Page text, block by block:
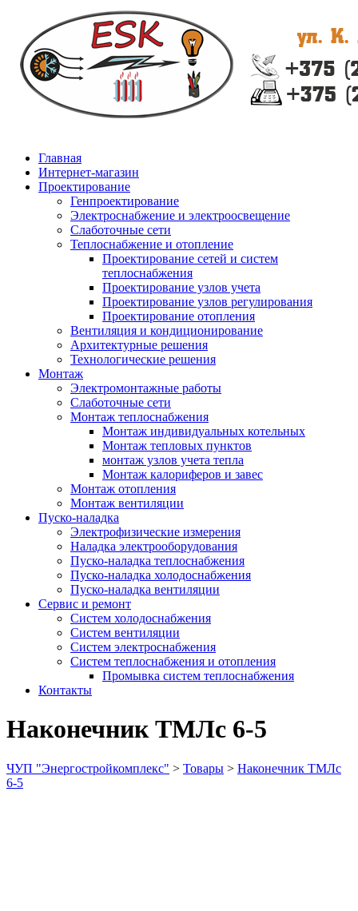
Главная
Интернет-магазин
Проектирование
Генпроектирование
Электроснабжение и электроосвещение
Слаботочные сети
Теплоснабжение и отопление
Проектирование сетей и систем
теплоснабжения
Проектирование узлов учета
Проектирование узлов регулирования
Проектирование отопления
Вентиляция и кондиционирование
Архитектурные решения
Технологические решения
Монтаж
Электромонтажные работы
Слаботочные сети
Монтаж теплоснабжения
Монтаж индивидуальных котельных
Монтаж тепловых пунктов
монтаж узлов учета тепла
Монтаж калориферов и завес
Монтаж отопления
Монтаж вентиляции
Пуско-наладка
Электрофизические измерения
Наладка электрооборудования
Пуско-наладка теплоснабжения
Пуско-наладка холодоснабжения
Пуско-наладка вентиляции
Сервис и ремонт
Систем холодоснабжения
Систем вентиляции
Систем электроснабжения
Систем теплоснабжения и отопления
Промывка систем теплоснабжения
Контакты
Наконечник ТМЛс 6-5
ЧУП "Энергостройкомплекс" > Товары > Наконечник ТМЛс
6-5